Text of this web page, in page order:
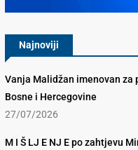
Najnoviji
Vanja Malidžan imenovan za
Bosne i Hercegovine
27/07/2026
M I Š LJ E NJ E po zahtjevu